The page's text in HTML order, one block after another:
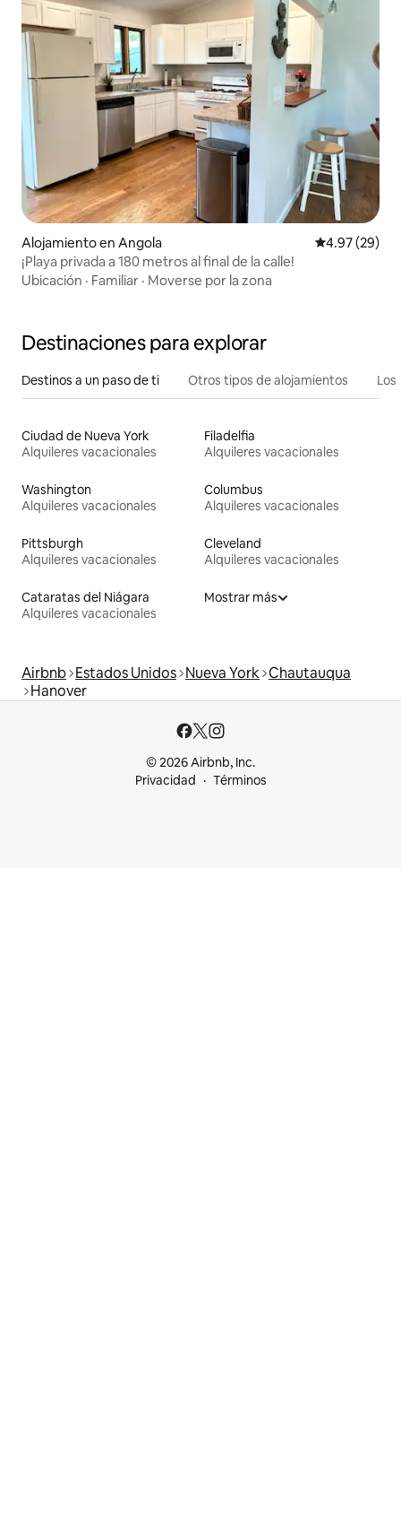
Alojamiento en Angola Calificación
4.97 (29)
¡Playa privada a 180 metros al final de la calle!
Ubicación · Familiar · Moverse por la zona
Destinaciones para explorar
Destinos a un paso de ti Otros tipos de alojamientos
Ciudad de Nueva York
Alquileres vacacionales
Filadelfia
Alquileres vacacionales
Washington
Alquileres vacacionales
Columbus
Alquileres vacacionales
Pittsburgh
Alquileres vacacionales
Cleveland
Alquileres vacacionales
Cataratas del Niágara
Alquileres vacacionales
Mostrar más
Airbnb Estados Unidos Nueva York Chautauqua
Hanover
© 2026 Airbnb, Inc.
Privacidad
Términos